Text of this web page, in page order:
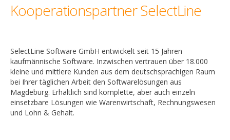
Kooperationspartner SelectLine
SelectLine Software GmbH entwickelt seit 15 Jahren
kaufmännische Software. Inzwischen vertrauen über 18.000
kleine und mittlere Kunden aus dem deutschsprachigen Raum
bei Ihrer täglichen Arbeit den Softwarelösungen aus
Magdeburg. Erhältlich sind komplette, aber auch einzeln
einsetzbare Lösungen wie Warenwirtschaft, Rechnungswesen
und Lohn & Gehalt.